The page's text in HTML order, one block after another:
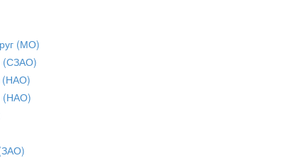
(МО)
(СЗАО)
(НАО)
(НАО)